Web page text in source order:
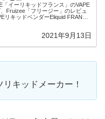
「イーリキッドフランス」のVAPE
Fruizee「フリージー」のレビュ
リキッドベンダーEliquid FRANCE
2021年9月13日
キッドメーカー！